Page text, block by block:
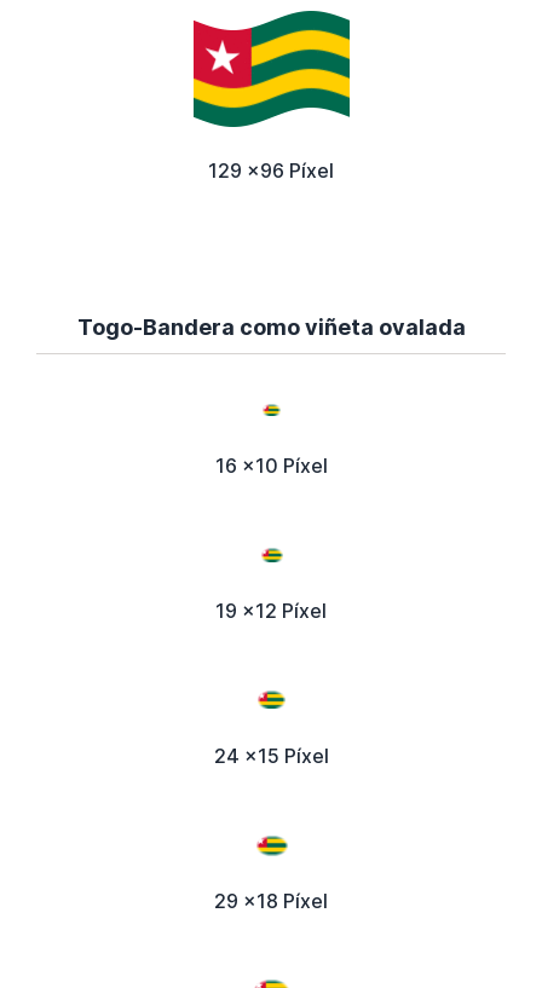
129 x96 Píxel
Togo-Bandera como viñeta ovalada
16 x10 Píxel
19 x12 Píxel
24 x15 Píxel
29 x18 Píxel